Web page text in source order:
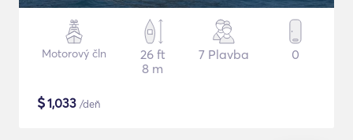
Motorový čln
26 ft
8 m
7 Plavba 0
$1,033 /deň